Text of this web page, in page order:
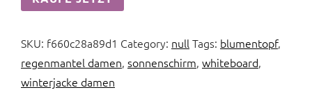
SKU: f660c28a89d1 Category: null Tags: blumentopf,
regenmantel damen, sonnenschirm, whiteboard,
winterjacke damen